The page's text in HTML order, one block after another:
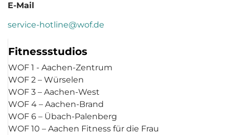
E-Mail
service-hotline@wof.de
Fitnessstudios
WOF 1 - Aachen-Zentrum
WOF 2 – Würselen
WOF 3 – Aachen-West
WOF 4 – Aachen-Brand
WOF 6 – Übach-Palenberg
WOF 10 – Aachen Fitness für die Frau